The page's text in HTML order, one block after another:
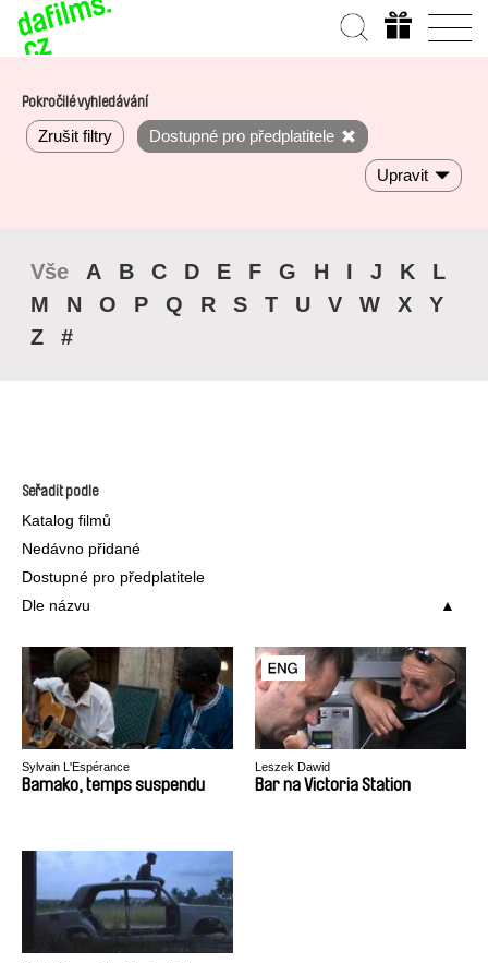
Pokročilé vyhledávání
Zrušit filtry Dostupné pro předplatitele
Upravit
Vše A B C D E F G H I J K
L
M
N O P Q R S T U V W X
Y
Z
#
Seřadit podle
Katalog filmů
Nedávno přidané
Dostupné pro předplatitele
Dle názvu
Sylvain L'Espérance
Bamako, temps suspendu
Leszek Dawid
Bar na Victoria Station